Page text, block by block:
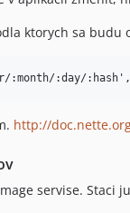
ktorych sa budu
http://
servise. Staci